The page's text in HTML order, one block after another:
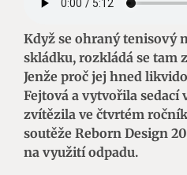
Když se ohraný tenisový
skládku, rozkládá se tam
Jenže proč jej hned
Fejtová a vytvořila sedací
zvítězila ve čtvrtém
soutěže Reborn Design
na využití odpadu.